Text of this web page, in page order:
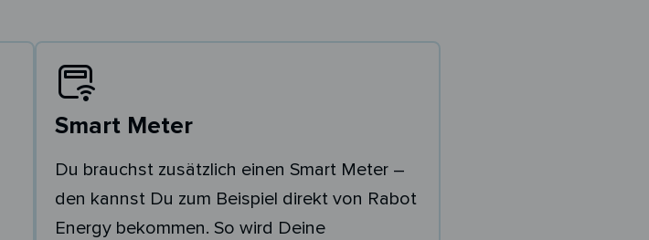
Smart Meter
Du brauchst zusätzlich einen Smart Meter –
den kannst Du zum Beispiel direkt von Rabot
Energy bekommen. So wird Deine